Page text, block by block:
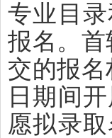
专业目
报名。
交的报
日期间
愿拟录